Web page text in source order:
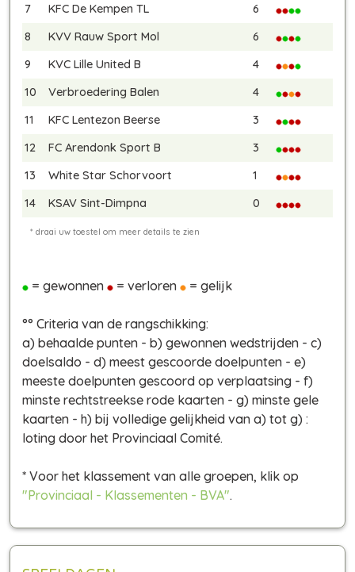
7
KFC De Kempen TL
6
8
KVV Rauw Sport Mol
6
9
KVC Lille United B
4
10
Verbroedering Balen
4
11
KFC Lentezon Beerse
3
12
FC Arendonk Sport B
3
13
White Star Schorvoort
1
14
KSAV Sint-Dimpna 0
= gewonnen = verloren = gelijk
°° Criteria van de rangschikking:
a) behaalde punten - b) gewonnen wedstrijden - c)
doelsaldo - d) meest gescoorde doelpunten - e)
meeste doelpunten gescoord op verplaatsing - f)
minste rechtstreekse rode kaarten - g) minste gele
kaarten - h) bij volledige gelijkheid van a) tot g) :
loting door het Provinciaal Comité.
* Voor het klassement van alle groepen, klik op
"Provinciaal - Klassementen - BVA".